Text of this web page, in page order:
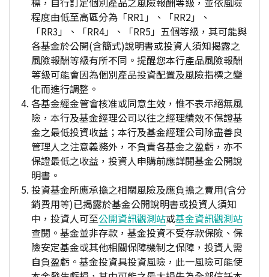
程度由低至高區分為「RR1」、「RR2」、
「RR3」、「RR4」、「RR5」五個等級，其可能與
各基金於公開(含簡式)說明書或投資人須知揭露之
風險報酬等級有所不同。提醒您本行產品風險報酬
等級可能會因為個別產品投資配置及風險指標之變
化而進行調整。
各基金經金管會核准或同意生效，惟不表示絕無風
險，本行及基金經理公司以往之經理績效不保證基
金之最低投資收益；本行及基金經理公司除盡善良
管理人之注意義務外，不負責各基金之盈虧，亦不
保證最低之收益，投資人申購前應詳閱基金公開說
明書。
投資基金所應承擔之相關風險及應負擔之費用(含分
銷費用等)已揭露於基金公開說明書或投資人須知
中，投資人可至公開資訊觀測站或基金資訊觀測站
查閱。基金並非存款，基金投資不受存款保險、保
險安定基金或其他相關保障機制之保障，投資人需
自負盈虧。基金投資具投資風險，此一風險可能使